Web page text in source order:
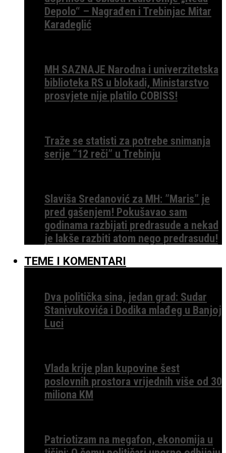
Depolo“ – Nagrađen i Trebinjac Mitar
Karadeglić
MH SAZNAJE Narodna i univerzitetska
biblioteka RS u blokadi, Ministarstvo
prosvjete nije platilo COBISS!
Traže se statisti za potrebe snimanja
serije ”12 reči” u Trebinju
Slaviša Sredanović za MH: ”Maris” je
pred gašenjem! Pokušavao sam
godinama razbijati predrasude a nekad
je lakše razbiti atom nego predrasudu!
TEME I KOMENTARI
Dva politička sina, jedan grad: Sudar
Stanivukovića i Dodika mlađeg u Banjoj
Luci
Vlada krije plan kupovine šest
poslovnih prostora vrijednih više od 30
miliona KM
Patriotizam na megafon, ekonomija u